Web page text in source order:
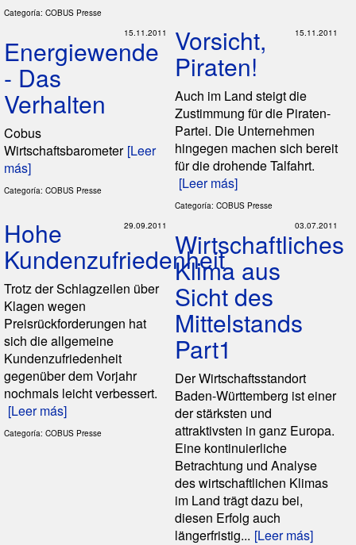
Categoría: COBUS Presse
15.11.2011
Energiewende
- Das
Verhalten
Cobus
Wirtschaftsbarometer [Leer
más]
Categoría: COBUS Presse
15.11.2011
Vorsicht,
Piraten!
Auch im Land steigt die
Zustimmung für die Piraten-
Partei. Die Unternehmen
hingegen machen sich bereit
für die drohende Talfahrt.
[Leer más]
Categoría: COBUS Presse
29.09.2011
Hohe
Kundenzufriedenheit
Trotz der Schlagzeilen über
Klagen wegen
Preisrückforderungen hat
sich die allgemeine
Kundenzufriedenheit
gegenüber dem Vorjahr
nochmals leicht verbessert.
[Leer más]
Categoría: COBUS Presse
03.07.2011
Wirtschaftliches
Klima aus
Sicht des
Mittelstands
Part1
Der Wirtschaftsstandort
Baden-Württemberg ist einer
der stärksten und
attraktivsten in ganz Europa.
Eine kontinuierliche
Betrachtung und Analyse
des wirtschaftlichen Klimas
im Land trägt dazu bei,
diesen Erfolg auch
längerfristig... [Leer más]